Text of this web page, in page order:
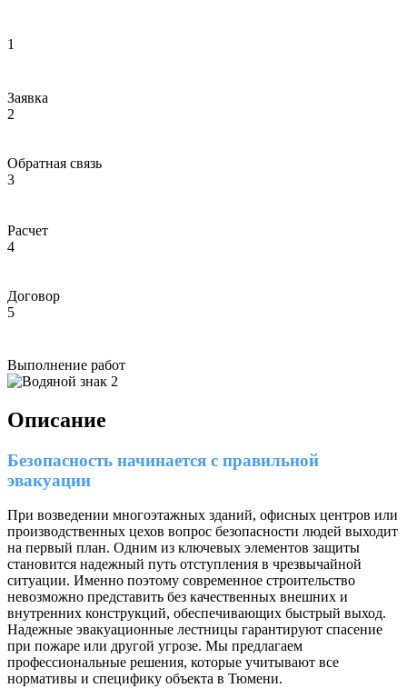
1
Заявка
2
Обратная связь
3
Расчет
4
Договор
5
Выполнение работ
Описание
Безопасность начинается с правильной
эвакуации
При возведении многоэтажных зданий, офисных центров или
производственных цехов вопрос безопасности людей выходит
на первый план. Одним из ключевых элементов защиты
становится надежный путь отступления в чрезвычайной
ситуации. Именно поэтому современное строительство
невозможно представить без качественных внешних и
внутренних конструкций, обеспечивающих быстрый выход.
Надежные эвакуационные лестницы гарантируют спасение
при пожаре или другой угрозе. Мы предлагаем
профессиональные решения, которые учитывают все
нормативы и специфику объекта в Тюмени.